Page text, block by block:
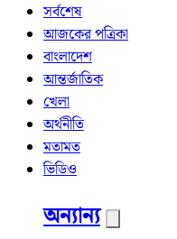
সর্বশেষ
আজকের পত্রিকা
বাংলাদেশ
আন্তর্জাতিক
খেলা
অর্থনীতি
মতামত
ভিডিও
অন্যান্য